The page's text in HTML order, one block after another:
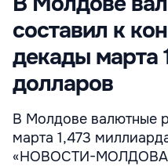
составил к
декады марта
долларов
В Молдове валютные
марта 1,473
«НОВОСТИ-